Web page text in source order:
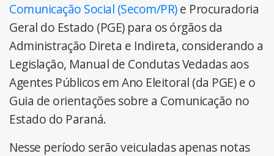
Comunicação Social (Secom/PR)e Procuradoria
Geral do Estado (PGE) para os órgãos da
Administração Direta e Indireta, considerando a
Legislação, Manual de Condutas Vedadas aos
Agentes Públicos em Ano Eleitoral (da PGE) e o
Guia de orientações sobre a Comunicação no
Estado do Paraná.
Nesse período serão veiculadas apenas notas